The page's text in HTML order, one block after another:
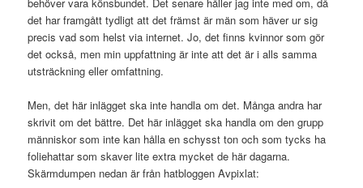
det har framgått tydligt att det främst är män som häver ur sig
precis vad som helst via internet. Jo, det finns kvinnor som gör
det också, men min uppfattning är inte att det är i alls samma
utsträckning eller omfattning.
Men, det här inlägget ska inte handla om det. Många andra har
skrivit om det bättre. Det här inlägget ska handla om den grupp
människor som inte kan hålla en schysst ton och som tycks ha
foliehattar som skaver lite extra mycket de här dagarna.
Skärmdumpen nedan är från hatbloggen Avpixlat: